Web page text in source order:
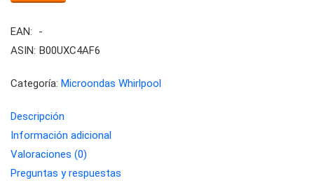
EAN:
-
ASIN: B00UXC4AF6
Categoría: Microondas Whirlpool
Descripción
Información adicional
Valoraciones (0)
Preguntas y respuestas